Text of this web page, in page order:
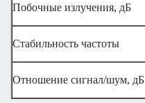
Побочные излучения, дБ
Стабильность частоты
Отношение сигнал/шум, дБ